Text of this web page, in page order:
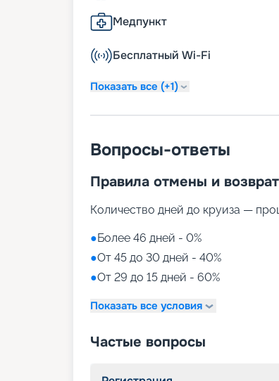
Медпункт
Бесплатный Wi-Fi
Показать все (+1)
Вопросы-ответы
Правила отмены и
Количество дней до круиза —
●Более 46 дней - 0%
●От 45 до 30 дней - 40%
●От 29 до 15 дней - 60%
Показать все условия
Частые вопросы